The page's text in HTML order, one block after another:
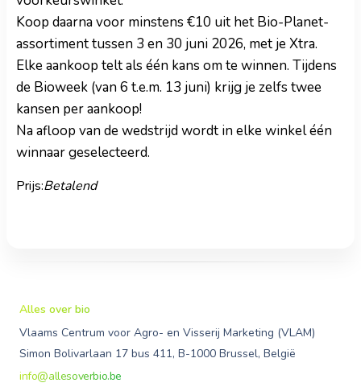
Koop daarna voor minstens €10 uit het Bio-Planet-
assortiment tussen 3 en 30 juni 2026, met je Xtra.
Elke aankoop telt als één kans om te winnen. Tijdens
de Bioweek (van 6 t.e.m. 13 juni) krijg je zelfs twee
kansen per aankoop!
Na afloop van de wedstrijd wordt in elke winkel één
winnaar geselecteerd.
Prijs:Betalend
Alles over bio
Vlaams Centrum voor Agro- en Visserij Marketing (VLAM)
Simon Bolivarlaan 17 bus 411, B-1000 Brussel, België
info@allesoverbio.be